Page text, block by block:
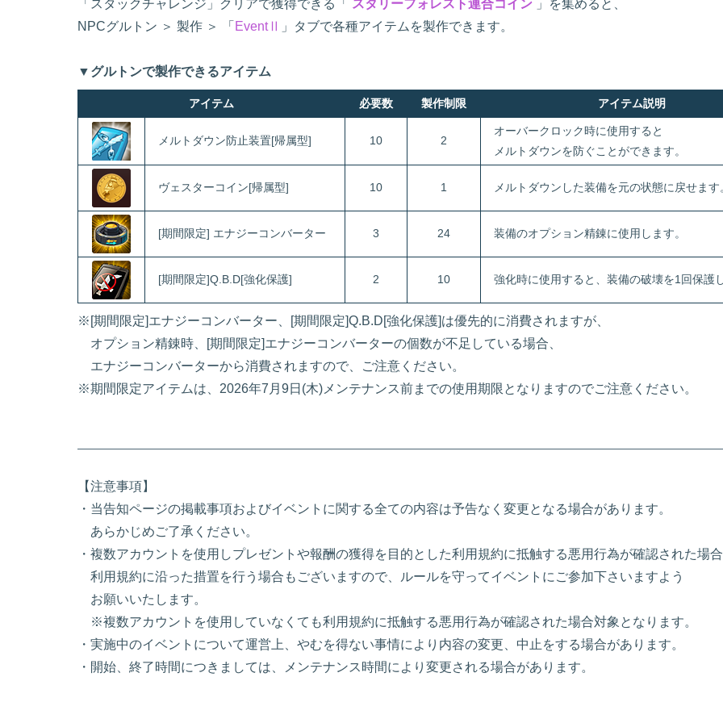
「スタックチャレンジ」クリアで獲得できる「 スタリーフォレスト連合コイン 」を集めると、
NPCグルトン ＞ 製作 ＞ 「 EventⅡ 」タブで各種アイテムを製作できます。
▼グルトンで製作できるアイテム
アイテム 必要数 製作制限 アイテム説明
メルトダウン防止装置[帰属型] 10 2
オーバークロック時に使用すると
メルトダウンを防ぐことができます。
ヴェスターコイン[帰属型] 10 1 メルトダウンした装備を元の状態に戻せます
[期間限定] エナジーコンバーター 3 24 装備のオプション精錬に使用します。
[期間限定]Q.B.D[強化保護] 2 10 強化時に使用すると、装備の破壊を1回保護
※[期間限定]エナジーコンバーター、[期間限定]Q.B.D[強化保護]は優先的に消費されますが、
オプション精錬時、[期間限定]エナジーコンバーターの個数が不足している場合、
エナジーコンバーターから消費されますので、ご注意ください。
※期間限定アイテムは、2026年7月9日(木)メンテナンス前までの使用期限となりますのでご注意ください。
【注意事項】
・当告知ページの掲載事項およびイベントに関する全ての内容は予告なく変更となる場合があります。
あらかじめご了承ください。
・複数アカウントを使用しプレゼントや報酬の獲得を目的とした利用規約に抵触する悪用行為が確認された場合
利用規約に沿った措置を行う場合もございますので、ルールを守ってイベントにご参加下さいますよう
お願いいたします。
※複数アカウントを使用していなくても利用規約に抵触する悪用行為が確認された場合対象となります。
・実施中のイベントについて運営上、やむを得ない事情により内容の変更、中止をする場合があります。
・開始、終了時間につきましては、メンテナンス時間により変更される場合があります。